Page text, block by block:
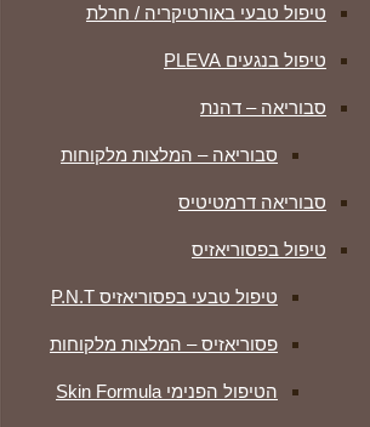
טיפול טבעי באורטיקריה / חרלת
טיפול בנגעים PLEVA
סבוריאה – דהנת
סבוריאה – המלצות מלקוחות
סבוריאה דרמטיטיס
טיפול בפסוריאזיס
טיפול טבעי בפסוריאזיס P.N.T
פסוריאזיס – המלצות מלקוחות
הטיפול הפנימי Skin Formula